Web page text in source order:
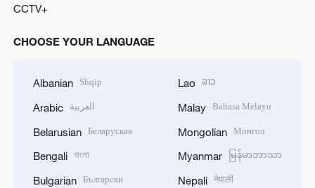
CCTV+
CHOOSE YOUR LANGUAGE
Albanian Shqip
Arabic العربية
Belarusian Беларуская
Bengali বাংলা
Bulgarian Български
Lao ລາວ
Malay Bahasa Melayu
Mongolian Монгол
Myanmar မြန်မာဘာသာ
Nepali नेपाली